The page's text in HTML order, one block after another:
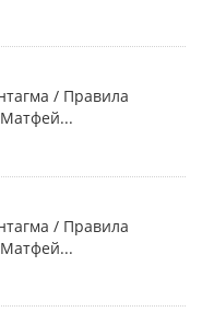
/ Правила
/ Правила